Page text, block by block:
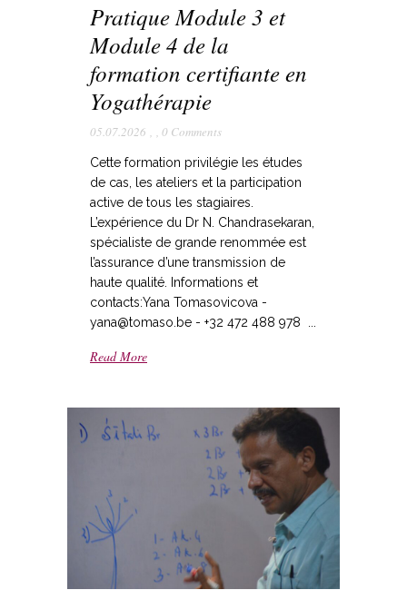
Pratique Module 3 et
Module 4 de la
formation certifiante en
Yogathérapie
05.07.2026 , , 0 Comments
Cette formation privilégie les études
de cas, les ateliers et la participation
active de tous les stagiaires.
L’expérience du Dr N. Chandrasekaran,
spécialiste de grande renommée est
l’assurance d’une transmission de
haute qualité. Informations et
contacts:Yana Tomasovicova -
yana@tomaso.be - +32 472 488 978 ...
Read More